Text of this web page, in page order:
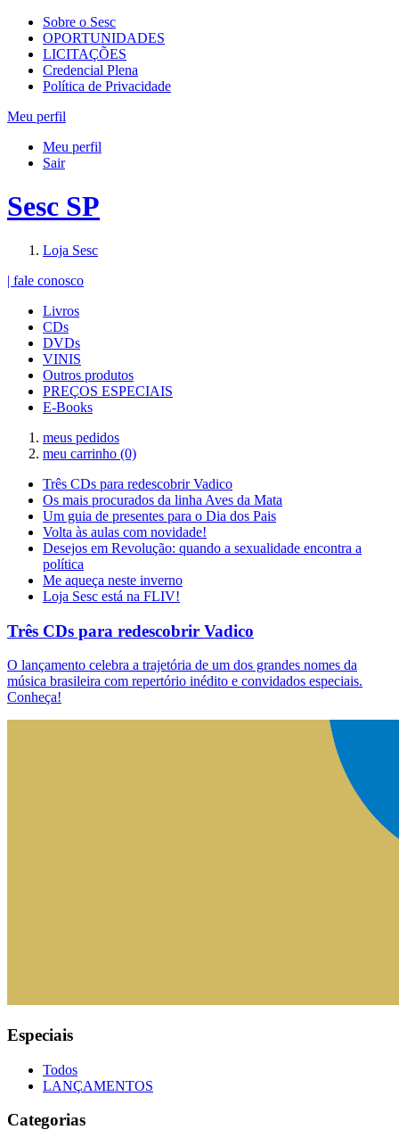
Sobre o Sesc
OPORTUNIDADES
LICITAÇÕES
Credencial Plena
Política de Privacidade
Meu perfil
Meu perfil
Sair
Sesc SP
Loja Sesc
| fale conosco
Livros
CDs
DVDs
VINIS
Outros produtos
PREÇOS ESPECIAIS
E-Books
meus pedidos
meu carrinho (0)
Três CDs para redescobrir Vadico
Os mais procurados da linha Aves da Mata
Um guia de presentes para o Dia dos Pais
Volta às aulas com novidade!
Desejos em Revolução: quando a sexualidade encontra a
política
Me aqueça neste inverno
Loja Sesc está na FLIV!
Três CDs para redescobrir Vadico
O lançamento celebra a trajetória de um dos grandes nomes da
música brasileira com repertório inédito e convidados especiais.
Conheça!
Especiais
Todos
LANÇAMENTOS
Categorias